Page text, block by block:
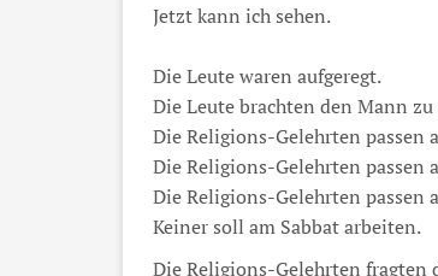
Jetzt kann ich sehen.
Die Leute waren aufgeregt.
Die Leute brachten den Mann
Die Religions-Gelehrten passen
Die Religions-Gelehrten passen
Die Religions-Gelehrten passen
Keiner soll am Sabbat arbeiten.
Die Religions-Gelehrten fragten